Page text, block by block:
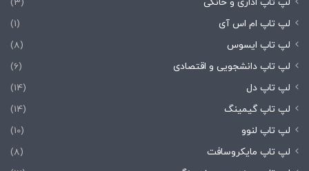
لپ تاپ ام اس آی
(1)
لپ تاپ ایسوس
(8)
لپ تاپ دانشجویی و اقتصادی
(6)
لپ تاپ دل
(14)
لپ تاپ گیمینگ
(14)
لپ تاپ لنوو
(10)
لپ تاپ مایکروسافت
(8)